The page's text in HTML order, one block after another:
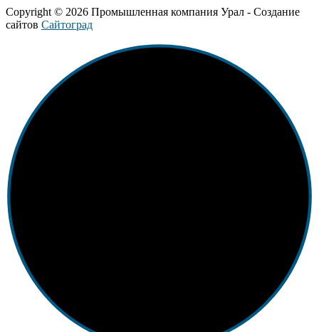
Copyright © 2026 Промышленная компания Урал - Создание
сайтов Сайтоград